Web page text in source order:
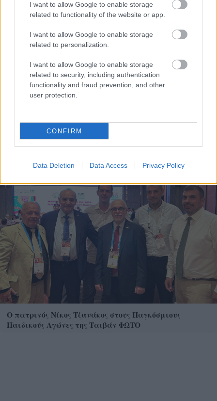
I want to allow Google to enable storage
related to functionality of the website or app.
I want to allow Google to enable storage
related to personalization.
I want to allow Google to enable storage
related to security, including authentication
functionality and fraud prevention, and other
user protection.
CONFIRM
Data Deletion Data Access Privacy Policy
του καρκίνου που εξηγεί τις αλλαγές στην κορυφή
Ο πατρινός Νίκος Τζανάκος στους Παγκόσμιους
Παιδικούς Αγώνες της Ταιβάν ΦΩΤΟ